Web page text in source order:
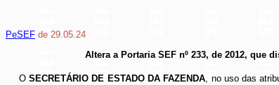
PeSEF de 29.05.24
Altera a Portaria SEF nº 233, de 2012, que
OSECRETÁRIO DE ESTADO DA FAZENDA, no uso das